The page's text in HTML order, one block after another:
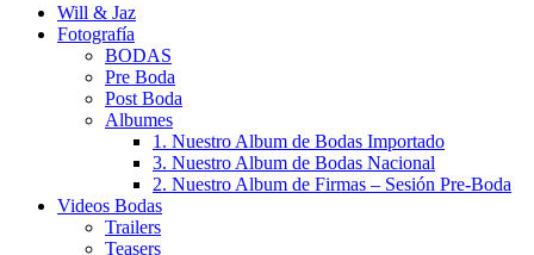
Will & Jaz
Fotografía
BODAS
Pre Boda
Post Boda
Albumes
1. Nuestro Album de Bodas Importado
3. Nuestro Album de Bodas Nacional
2. Nuestro Album de Firmas – Sesión Pre-Boda
Videos Bodas
Trailers
Teasers